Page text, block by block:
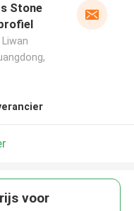
Stone
Liwan
voor